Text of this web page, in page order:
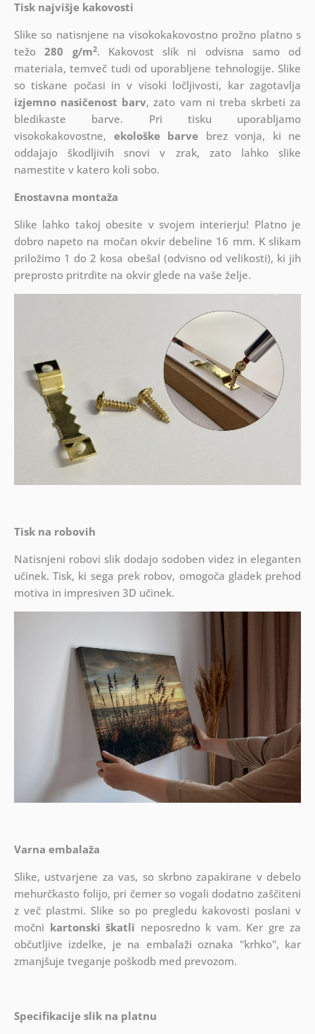
Tisk najvišje kakovosti
Slike so natisnjene na visokokakovostno prožno platno s
težo280 g/m2. Kakovost slik ni odvisna samo od
materiala, temveč tudi od uporabljene tehnologije. Slike
so tiskane počasi in v visoki ločljivosti, kar zagotavlja
izjemno nasičenost barv, zato vam ni treba skrbeti za
bledikaste barve. Pri tisku uporabljamo
visokokakovostne, ekološke barve brez vonja, ki ne
oddajajo škodljivih snovi v zrak, zato lahko slike
namestite v katero koli sobo.
Enostavna montaža
Slike lahko takoj obesite v svojem interierju! Platno je
dobro napeto na močan okvir debeline 16 mm. K slikam
priložimo 1 do 2 kosa obešal (odvisno od velikosti), ki jih
preprosto pritrdite na okvir glede na vaše želje.
Tisk na robovih
Natisnjeni robovi slik dodajo sodoben videz in eleganten
učinek. Tisk, ki sega prek robov, omogoča gladek prehod
motiva in impresiven 3D učinek.
Varna embalaža
Slike, ustvarjene za vas, so skrbno zapakirane v debelo
mehurčkasto folijo, pri čemer so vogali dodatno zaščiteni
z več plastmi. Slike so po pregledu kakovosti poslani v
močni kartonski škatli neposredno k vam. Ker gre za
občutljive izdelke, je na embalaži oznaka "krhko", kar
zmanjšuje tveganje poškodb med prevozom.
Specifikacije slik na platnu